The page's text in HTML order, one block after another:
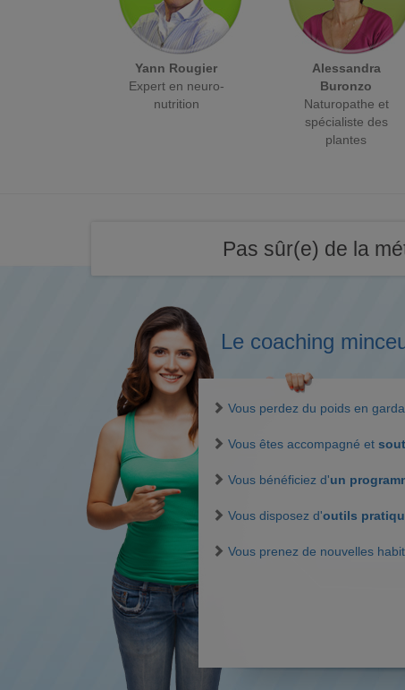
Yann Rougier
Expert en neuro-
nutrition
Alessandra
Buronzo
Naturopathe et
spécialiste des
plantes
Pas sûr(e) de la
Le coaching
Vous perdez du poids en
Vous êtes accompagné et
Vous bénéficiez d'un
Vous disposez d'outils
Vous prenez de nouvelles